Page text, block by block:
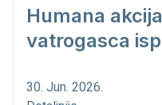
Humana
vatrogasca
30. Jun. 2026.